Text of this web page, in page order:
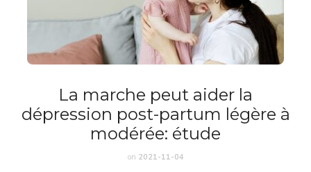
La marche peut aider la
dépression post-partum légère à
modérée: étude
on 2021-11-04